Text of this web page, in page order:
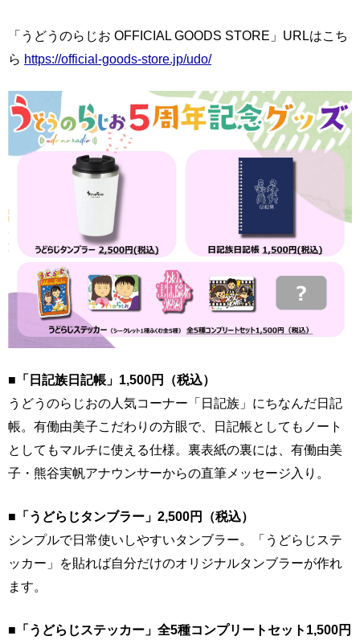
「うどうのらじお OFFICIAL GOODS STORE」URLはこち
ら https://official-goods-store.jp/udo/
■「日記族日記帳」1,500円（税込）
うどうのらじおの人気コーナー「日記族」にちなんだ日記
帳。有働由美子こだわりの方眼で、日記帳としてもノート
としてもマルチに使える仕様。裏表紙の裏には、有働由美
子・熊谷実帆アナウンサーからの直筆メッセージ入り。
■「うどらじタンブラー」2,500円（税込）
シンプルで日常使いしやすいタンブラー。「うどらじステ
ッカー」を貼れば自分だけのオリジナルタンブラーが作れ
ます。
■「うどらじステッカー」全5種コンプリートセット1,500円